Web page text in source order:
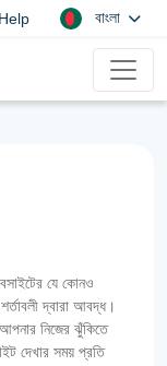
Help বাংলা
যে কোনও
দ্বারা আবদ্ধ।
আপনার নিজের ঝুঁকিতে
দেখার সময় প্রতি